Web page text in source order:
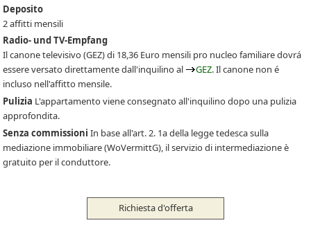
Deposito
2 affitti mensili
Radio- und TV-Empfang
Il canone televisivo(GEZ)di 18,36 Euro mensili pro nucleo familiare dovrá
essere versato direttamente dall'inquilino al
GEZ. Il canone non é
incluso nell'affitto mensile.
Pulizia L'appartamento viene consegnato all'inquilino dopo una pulizia
approfondita.
Senza commissioni In base all'art. 2. 1a della legge tedesca sulla
mediazione immobiliare (WoVermittG), il servizio di intermediazione è
gratuito per il conduttore.
Richiesta d'offerta